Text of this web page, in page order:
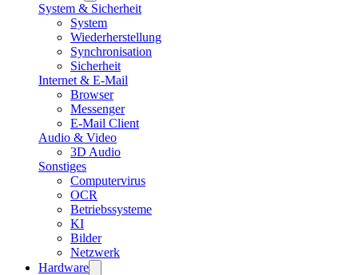
System & Sicherheit
System
Wiederherstellung
Synchronisation
Sicherheit
Internet & E-Mail
Browser
Messenger
E-Mail Client
Audio & Video
3D Audio
Sonstiges
Computervirus
OCR
Betriebssysteme
KI
Bilder
Netzwerk
Hardware